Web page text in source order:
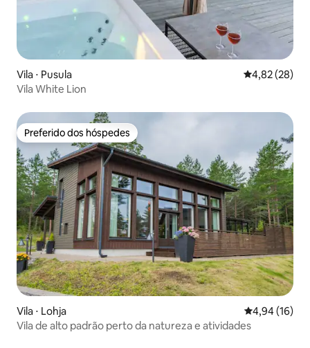
Vila ⋅ Pusula 4,82 de uma
4,82 (28)
Vila White Lion
Preferido dos hóspedes
Preferido dos hóspedes
Vila ⋅ Lohja 4,94 de uma
4,94 (16)
Vila de alto padrão perto da natureza e atividades